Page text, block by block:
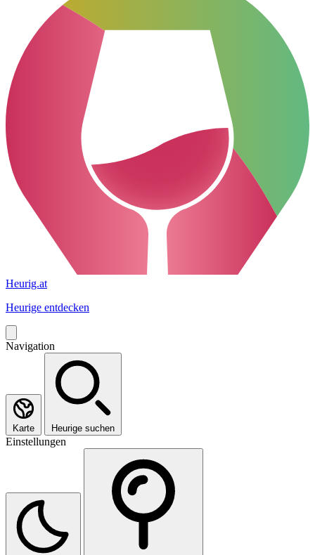
Heurig.at
Heurige entdecken
Navigation
Karte Heurige suchen
Einstellungen